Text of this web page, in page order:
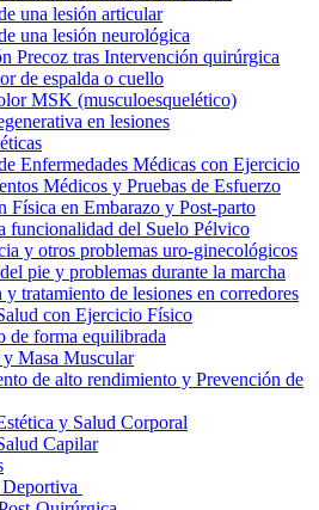
una lesión articular
una lesión neurológica
Precoz tras Intervención quirúrgica
de espalda o cuello
MSK (musculoesquelético)
en lesiones
Enfermedades Médicas con Ejercicio
Médicos y Pruebas de Esfuerzo
Física en Embarazo y Post-parto
funcionalidad del Suelo Pélvico
y otros problemas uro-ginecológicos
pie y problemas durante la marcha
y tratamiento de lesiones en corredores
con Ejercicio Físico
de forma equilibrada
y Masa Muscular
de alto rendimiento y Prevención de
y Salud Corporal
Capilar